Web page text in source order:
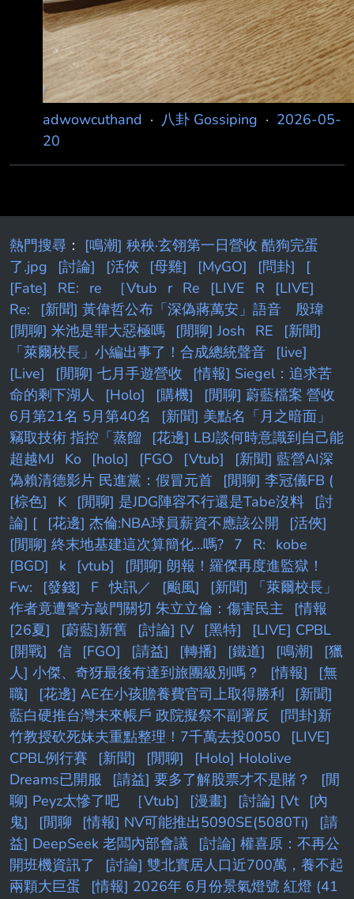
adwowcuthand · 八卦 Gossiping · 2026-05-
20
熱門搜尋 ： [鳴潮] 秧秧·玄翎第一日營收 酷狗完蛋
了.jpg
[討論] [活俠 [母雞] [MyGO] [問卦]
[
[Fate]
RE: re ［Vtub r Re [LIVE R
[LIVE]
Re:
[新聞] 黃偉哲公布「深偽蔣萬安」語音 殷瑋
[閒聊] 米池是罪大惡極嗎
[閒聊] Josh RE
[新聞]
「萊爾校長」小編出事了！合成總統聲音
[live]
[Live]
[閒聊] 七月手遊營收
[情報] Siegel：追求苦
命的剩下湖人
[Holo] [購機]
[閒聊] 蔚藍檔案 營收
6月第21名 5月第40名
[新聞] 美點名「月之暗面」
竊取技術 指控「蒸餾
[花邊] LBJ談何時意識到自己能
超越MJ
Ko [holo] [FGO [Vtub]
[新聞] 藍營AI深
偽賴清德影片 民進黨：假冒元首
[閒聊] 李冠儀FB (
[棕色]
K [閒聊] 是JDG陣容不行還是Tabe沒料
[討
論] [
[花邊] 杰倫:NBA球員薪資不應該公開
[活俠]
[閒聊] 終末地基建這次算簡化...嗎? 7 R:
kobe
[BGD]
k [vtub]
[閒聊] 朗報！羅傑再度進監獄！
Fw:
[發錢] F 快訊／ [颱風]
[新聞] 「萊爾校長」
作者竟遭警方敲門關切 朱立立倫：傷害民主
[情報
[26夏]
[蔚藍]新舊 [討論] [V [黑特]
[LIVE] CPBL
[開戰]
信 [FGO] [請益] [轉播] [鐵道] [鳴潮]
[獵
人] 小傑、奇犽最後有達到旅團級別嗎？
[情報]
[無
職]
[花邊] AE在小孩贍養費官司上取得勝利
[新聞]
藍白硬推台灣未來帳戶 政院擬祭不副署反
[問卦]新
竹教授砍死妹夫重點整理！7千萬去投0050
[LIVE]
CPBL例行賽
[新聞] [閒聊]
[Holo] Hololive
Dreams已開服
[請益] 要多了解股票才不是賭？
[閒
聊] Peyz太慘了吧
［Vtub] [漫畫] [討論] [Vt
[內
鬼]
[閒聊 [情報] NV可能推出5090SE(5080Ti)
[請
益] DeepSeek 老闆內部會議
[討論] 權喜原：不再公
開班機資訊了
[討論] 雙北實居人口近700萬，養不起
兩顆大巨蛋
[情報] 2026年 6月份景氣燈號 紅燈 (41